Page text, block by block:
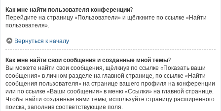
Как мне найти пользователя конференции?
Перейдите на страницу «Пользователи» и щёлкните по ссылке «Найти
пользователя».
Вернуться к началу
Как мне найти свои сообщения и созданные мной темы?
Вы можете найти свои сообщения, щёлкнув по ссылке «Показать ваши
сообщения» в личном разделе на главной странице, по ссылке «Найти
сообщения пользователя» на странице вашего профиля на конференции
или по ссылке «Ваши сообщения» в меню «Ссылки» на главной странице.
Чтобы найти созданные вами темы, используйте страницу расширенного
поиска, заполнив соответствующие поля.